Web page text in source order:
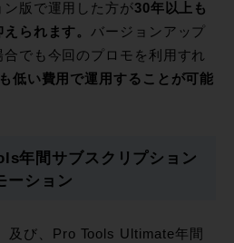
版で運用した方が30年以上も
られます。 バージョンアップ
でも今回のプロモを利用すれ
低い費用で運用することが可能
年間サブスクリプション
ーション
及び、Pro Tools Ultimate年間